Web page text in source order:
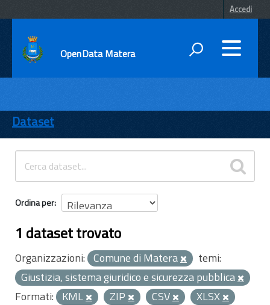
Accedi
OpenData Matera
ENTI
TEMI
INFORMAZIONI
Dataset
Ordina per
1 dataset trovato
Organizzazioni: Comune di Matera
temi:
Giustizia, sistema giuridico e sicurezza pubblica
Formati: KML ZIP CSV
XLSX